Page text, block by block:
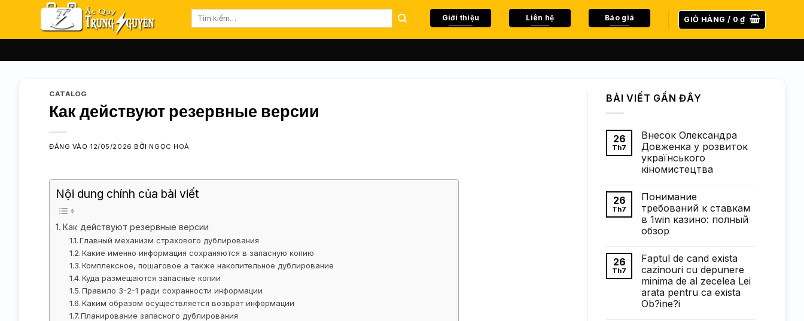
nội
Tìm
Giới thiệu Liên hệ Báo giá GIỎ HÀNG / 0₫
CATALOG
Как действуют резервные версии
ĐĂNG VÀO 12/05/2026 BỞI NGỌC HOÀ
Nội dung chính của bài viết
Как действуют резервные версии
Главный механизм страхового дублирования
Какие именно информация сохраняются в запасную копию
Комплексное, пошаговое а также накопительное дублирование
Куда размещаются запасные копии
Правило 3-2-1 ради сохранности информации
Каким образом осуществляется возврат информации
Планирование запасного дублирования
BÀI VIẾT GẦN ĐÂY
26
Th7
Внесок Олександра
Довженка у розвиток
українського
кіномистецтва
bình
luận
ở
Внесок
Олександра
Довженка
українського
кіномистецтва
26
Th7
Понимание
требований к ставкам
в 1win казино: полный
обзор
bình
luận
ở
Понимание
требований
к
ставкам
26
Th7
Faptul de cand exista
cazinouri cu depunere
minima de al zecelea Lei
arata pentru ca exista
Ob?ine?i